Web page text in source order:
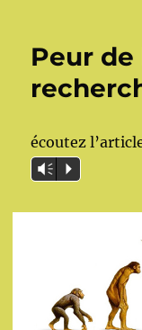
Peur
écoutez
Vm P